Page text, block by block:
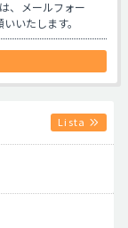
、メールフォー
いたします。
Lista